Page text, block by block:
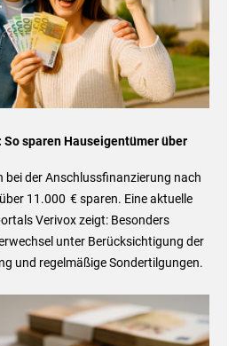
sparen Hauseigentümer über
bei der Anschlussfinanzierung nach
11.000 € sparen. Eine aktuelle
Verivox zeigt: Besonders
unter Berücksichtigung der
und regelmäßige Sondertilgungen.